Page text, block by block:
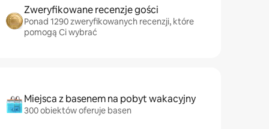
Zweryfikowane recenzje gości
Ponad 1290 zweryfikowanych recenzji, które
pomogą Ci wybrać
Miejsca z basenem na pobyt wakacyjny
300 obiektów oferuje basen